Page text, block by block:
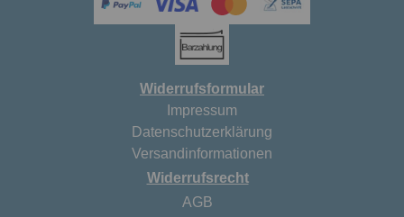
Widerrufsformular
Impressum
Datenschutzerklärung
Versandinformationen
Widerrufsrecht
AGB